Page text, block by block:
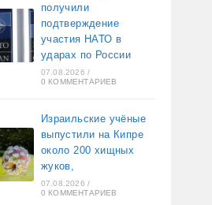
получили
подтверждение
участия НАТО в
ударах по России
07.08.2026 /
0 КОММЕНТАРИЕВ
Израильские учёные
выпустили на Кипре
около 200 хищных
жуков,
07.08.2026 /
0 КОММЕНТАРИЕВ